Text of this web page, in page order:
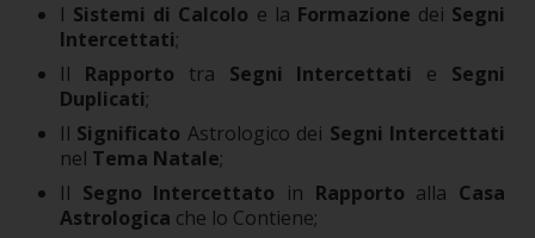
I Sistemi di Calcolo e la Formazione dei Segni
Intercettati;
Il Rapporto tra Segni Intercettati e Segni
Duplicati;
Il Significato Astrologico dei Segni Intercettati
nel Tema Natale;
Il Segno Intercettato in Rapporto alla Casa
Astrologica che lo Contiene;